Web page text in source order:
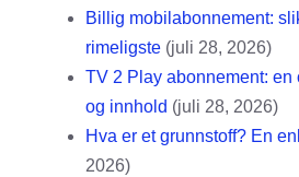
Billig mobilabonnement:
rimeligste (juli 28, 2026)
TV 2 Play abonnement: en
og innhold (juli 28, 2026)
Hva er et grunnstoff? En
2026)